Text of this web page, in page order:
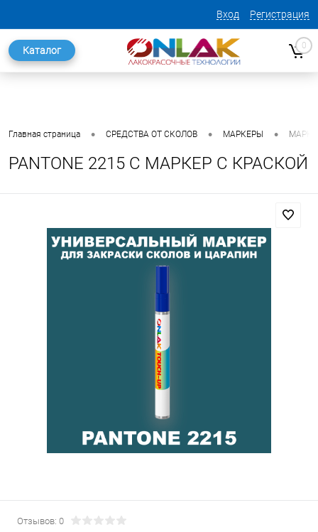
Вход Регистрация
Каталог 0
Главная страница • СРЕДСТВА ОТ СКОЛОВ • МАРКЕРЫ •
PANTONE 2215 C МАРКЕР С КРАСКОЙ
Отзывов: 0